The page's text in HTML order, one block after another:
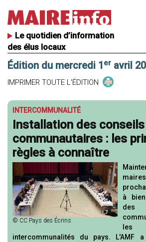
Le quotidien d’information
des élus locaux
Édition du mercredi 1 er avril
IMPRIMER TOUTE L'ÉDITION
INTERCOMMUNALITÉ
Installation des conseils
communautaires : les
règles à connaître
© CC Pays des Écrins
à
intercommunalités du pays. L'AMF